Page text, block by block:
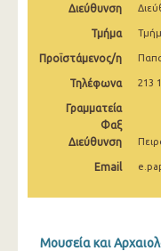
Μαΐου 2025
Απριλίου 2025
Μαρτίου 2025
Φεβρουαρίου
Ιανουαρίου
Δεκεμβρίου
Οκτωβρίου 2024
Διεύθυνση
Τμήμα
Προϊστάμενος/η
Τηλέφωνα 213
Γραμματεία
Φαξ
Διεύθυνση
Email
Μουσεία και